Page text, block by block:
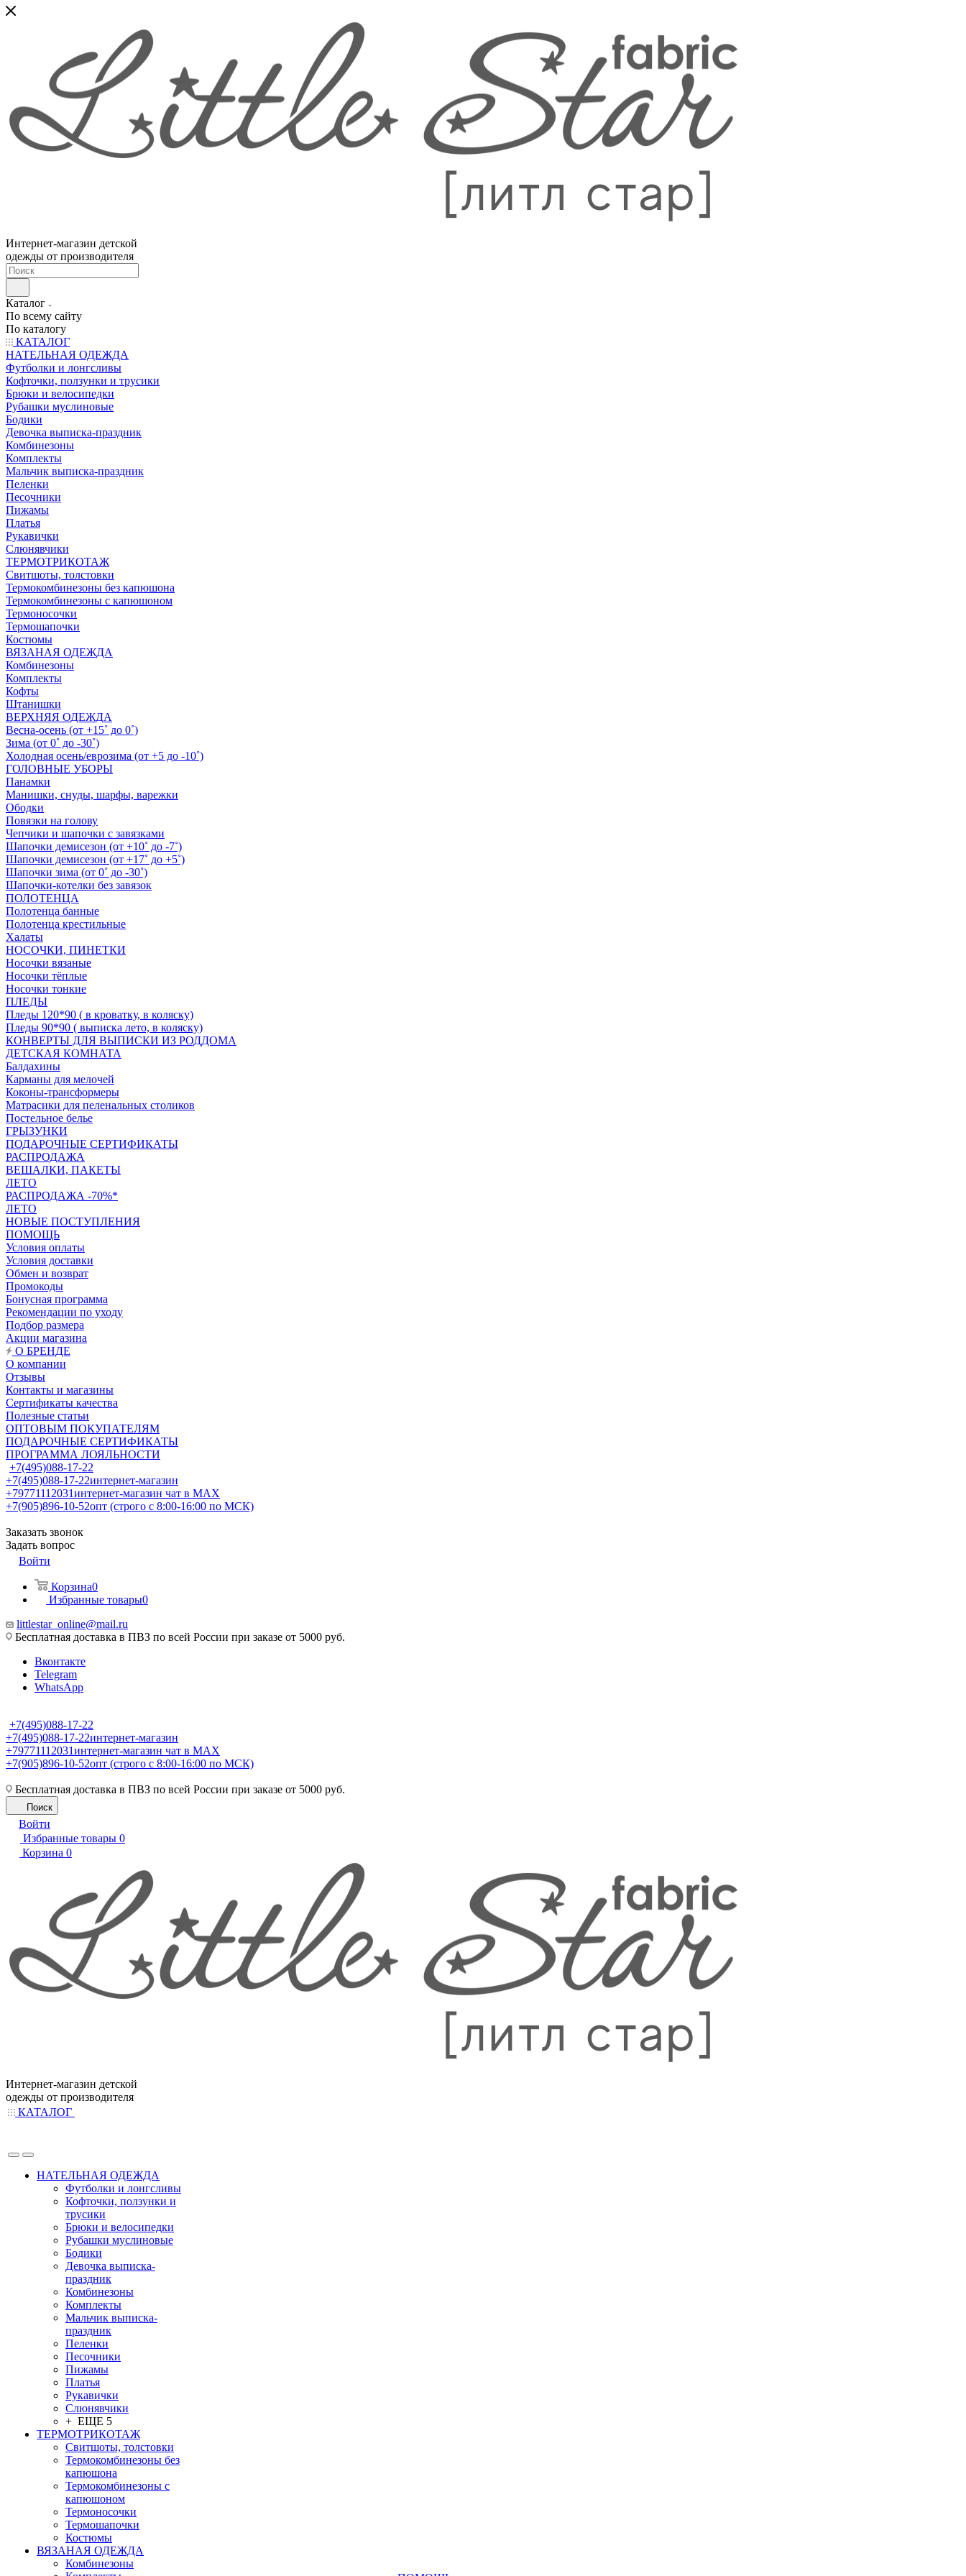
Интернет-магазин детской
одежды от производителя
Каталог
По всему сайту
По каталогу
КАТАЛОГ
НАТЕЛЬНАЯ ОДЕЖДА
Футболки и лонгсливы
Кофточки, ползунки и трусики
Брюки и велосипедки
Рубашки муслиновые
Бодики
Девочка выписка-праздник
Комбинезоны
Комплекты
Мальчик выписка-праздник
Пеленки
Песочники
Пижамы
Платья
Рукавички
Слюнявчики
ТЕРМОТРИКОТАЖ
Свитшоты, толстовки
Термокомбинезоны без капюшона
Термокомбинезоны с капюшоном
Термоносочки
Термошапочки
Костюмы
ВЯЗАНАЯ ОДЕЖДА
Комбинезоны
Комплекты
Кофты
Штанишки
ВЕРХНЯЯ ОДЕЖДА
Весна-осень (от +15˚ до 0˚)
Зима (от 0˚ до -30˚)
Холодная осень/еврозима (от +5 до -10˚)
ГОЛОВНЫЕ УБОРЫ
Панамки
Манишки, снуды, шарфы, варежки
Ободки
Повязки на голову
Чепчики и шапочки с завязками
Шапочки демисезон (от +10˚ до -7˚)
Шапочки демисезон (от +17˚ до +5˚)
Шапочки зима (от 0˚ до -30˚)
Шапочки-котелки без завязок
ПОЛОТЕНЦА
Полотенца банные
Полотенца крестильные
Халаты
НОСОЧКИ, ПИНЕТКИ
Носочки вязаные
Носочки тёплые
Носочки тонкие
ПЛЕДЫ
Пледы 120*90 ( в кроватку, в коляску)
Пледы 90*90 ( выписка лето, в коляску)
КОНВЕРТЫ ДЛЯ ВЫПИСКИ ИЗ РОДДОМА
ДЕТСКАЯ КОМНАТА
Балдахины
Карманы для мелочей
Коконы-трансформеры
Матрасики для пеленальных столиков
Постельное белье
ГРЫЗУНКИ
ПОДАРОЧНЫЕ СЕРТИФИКАТЫ
РАСПРОДАЖА
ВЕШАЛКИ, ПАКЕТЫ
ЛЕТО
РАСПРОДАЖА -70%*
ЛЕТО
НОВЫЕ ПОСТУПЛЕНИЯ
ПОМОЩЬ
Условия оплаты
Условия доставки
Обмен и возврат
Промокоды
Бонусная программа
Рекомендации по уходу
Подбор размера
Акции магазина
О БРЕНДЕ
О компании
Отзывы
Контакты и магазины
Сертификаты качества
Полезные статьи
ОПТОВЫМ ПОКУПАТЕЛЯМ
ПОДАРОЧНЫЕ СЕРТИФИКАТЫ
ПРОГРАММА ЛОЯЛЬНОСТИ
+7(495)088-17-22
+7(495)088-17-22интернет-магазин
+79771112031интернет-магазин чат в MAX
+7(905)896-10-52опт (строго с 8:00-16:00 по МСК)
Заказать звонок
Задать вопрос
Войти
Корзина0
Избранные товары0
littlestar_online@mail.ru
Бесплатная доставка в ПВЗ по всей России при заказе от 5000 руб.
Вконтакте
Telegram
WhatsApp
+7(495)088-17-22
+7(495)088-17-22интернет-магазин
+79771112031интернет-магазин чат в MAX
+7(905)896-10-52опт (строго с 8:00-16:00 по МСК)
Бесплатная доставка в ПВЗ по всей России при заказе от 5000 руб.
Поиск
Войти
Избранные товары 0
Корзина 0
Интернет-магазин детской
одежды от производителя
КАТАЛОГ
НАТЕЛЬНАЯ ОДЕЖДА
Футболки и лонгсливы
Кофточки, ползунки и
трусики
Брюки и велосипедки
Рубашки муслиновые
Бодики
Девочка выписка-
праздник
Комбинезоны
Комплекты
Мальчик выписка-
праздник
Пеленки
Песочники
Пижамы
Платья
Рукавички
Слюнявчики
+ ЕЩЕ 5
ТЕРМОТРИКОТАЖ
Свитшоты, толстовки
Термокомбинезоны без
капюшона
Термокомбинезоны с
капюшоном
Термоносочки
Термошапочки
Костюмы
ВЯЗАНАЯ ОДЕЖДА
Комбинезоны